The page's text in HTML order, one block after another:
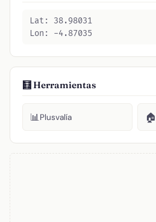
Lat: 38.98031
Lon: -4.87035
🧮 Herramientas
📊Plusvalía 🏠